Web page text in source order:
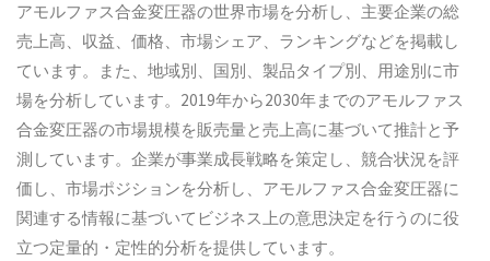
アモルファス合金変圧器の世界市場を分析し、主要企業の総
売上高、収益、価格、市場シェア、ランキングなどを掲載し
ています。また、地域別、国別、製品タイプ別、用途別に市
場を分析しています。2019年から2030年までのアモルファス
合金変圧器の市場規模を販売量と売上高に基づいて推計と予
測しています。企業が事業成長戦略を策定し、競合状況を評
価し、市場ポジションを分析し、アモルファス合金変圧器に
関連する情報に基づいてビジネス上の意思決定を行うのに役
立つ定量的・定性的分析を提供しています。